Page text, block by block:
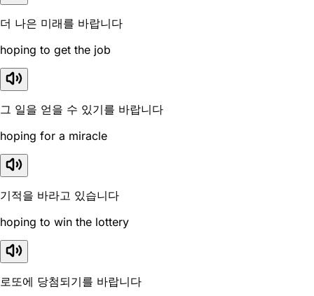
더 나은 미래를 바랍니다
hoping to get the job
그 일을 얻을 수 있기를 바랍니다
hoping for a miracle
기적을 바라고 있습니다
hoping to win the lottery
로또에 당첨되기를 바랍니다